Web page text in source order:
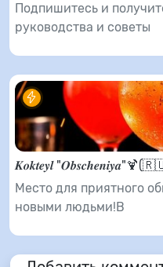
Подпишитесь и
руководства и советы
𝑲𝒐𝒌𝒕𝒆𝒚𝒍
Место для приятного
новыми людьми!В